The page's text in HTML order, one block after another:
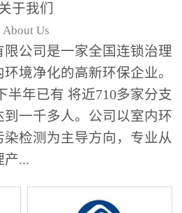
于我们
About Us
限公司是一家全国连锁治理
境净化的高新环保企业。
半年已有 将近710多家分支
一千多人。公司以室内环
检测为主导方向，专业从
产...